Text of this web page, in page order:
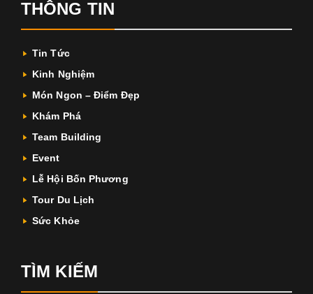
THÔNG TIN
Tin Tức
Kinh Nghiệm
Món Ngon – Điểm Đẹp
Khám Phá
Team Building
Event
Lễ Hội Bốn Phương
Tour Du Lịch
Sức Khỏe
TÌM KIẾM